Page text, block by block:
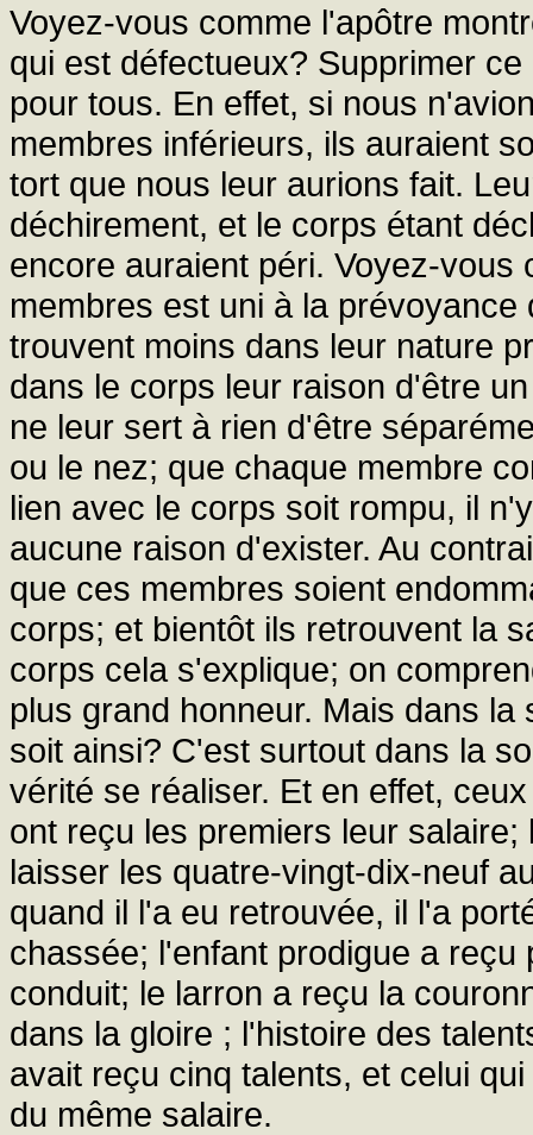
Voyez-vous comme l'apôtre
qui est défectueux? Supprimer
pour tous. En effet, si nous
membres inférieurs, ils auraient
tort que nous leur aurions fait.
déchirement, et le corps étant
encore auraient péri. Voyez-
membres est uni à la
trouvent moins dans leur nature
dans le corps leur raison d'être
ne leur sert à rien d'être
ou le nez; que chaque membre
lien avec le corps soit rompu, il
aucune raison d'exister. Au
que ces membres soient
corps; et bientôt ils retrouvent la
corps cela s'explique; on
plus grand honneur. Mais dans
soit ainsi? C'est surtout dans la
vérité se réaliser. Et en effet,
ont reçu les premiers leur
laisser les quatre-vingt-dix-neuf
quand il l'a eu retrouvée, il l'a
chassée; l'enfant prodigue a
conduit; le larron a reçu la
dans la gloire ; l'histoire des
avait reçu cinq talents, et celui
du même salaire.